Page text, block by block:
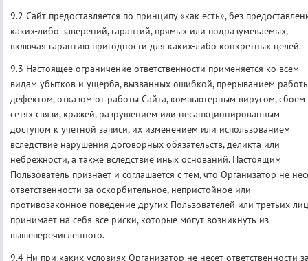
9.2 Сайт предоставляется по принципу «как есть», без
каких-либо заверений, гарантий, прямых или подразумеваемых,
включая гарантию пригодности для каких-либо конкретных целей.
9.3 Настоящее ограничение ответственности применяется ко всем
видам убытков и ущерба, вызванных ошибкой, прерыванием
дефектом, отказом от работы Сайта, компьютерным вирусом, сбоем
сетях связи, кражей, разрушением или несанкционированным
доступом к учетной записи, их изменением или использованием
вследствие нарушения договорных обязательств, деликта или
небрежности, а также вследствие иных оснований. Настоящим
Пользователь признает и соглашается с тем, что Организатор не
ответственности за оскорбительное, непристойное или
противозаконное поведение других Пользователей или третьих
принимает на себя все риски, которые могут возникнуть из
вышеперечисленного.
9.4 Ни при каких условиях Организатор не несет ответственности